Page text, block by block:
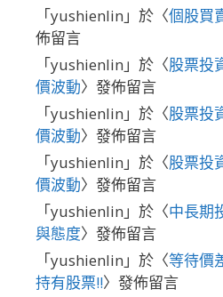
「yushienlin 」於〈個股買
佈留言
「yushienlin 」於〈股票投
價波動〉發佈留言
「yushienlin 」於〈股票投
價波動〉發佈留言
「yushienlin 」於〈股票投
價波動〉發佈留言
「yushienlin 」於〈中長期
與態度〉發佈留言
「yushienlin 」於〈等待價
持有股票!!〉發佈留言